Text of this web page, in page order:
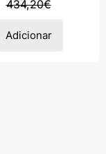
434,20€
Adicionar